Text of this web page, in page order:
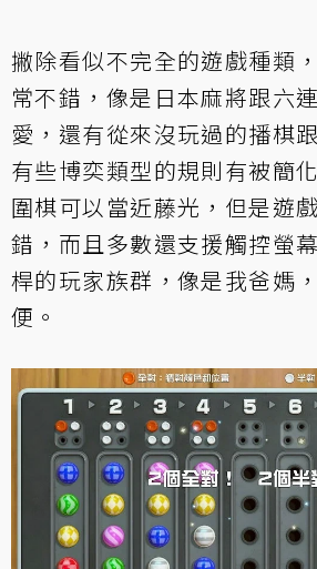
撇除看似不完全的遊戲種類
常不錯，像是日本麻將跟六
愛，還有從來沒玩過的播棋
有些博奕類型的規則有被簡
圍棋可以當近藤光，但是遊
錯，而且多數還支援觸控螢
桿的玩家族群，像是我爸媽
便。